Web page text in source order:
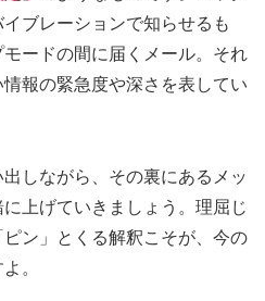
ブレーションで知らせるも
ードの間に届くメール。それ
報の緊急度や深さを表してい
しながら、その裏にあるメッ
上げていきましょう。理屈じ
ン」とくる解釈こそが、今の
。